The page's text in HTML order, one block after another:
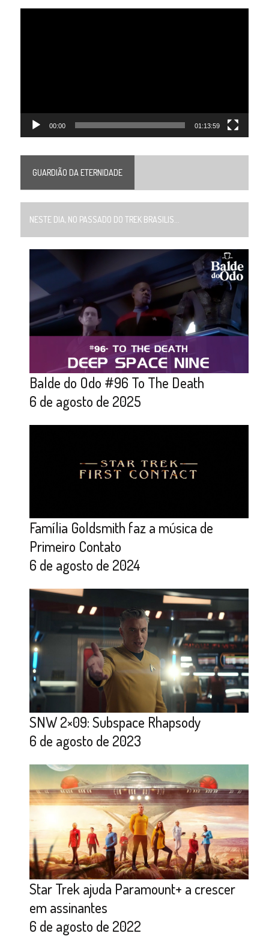
00:00 01:13:59
GUARDIÃO DA ETERNIDADE
NESTE DIA, NO PASSADO DO TREK BRASILIS...
Balde do Odo #96 To The Death
6 de agosto de 2025
Família Goldsmith faz a música de
Primeiro Contato
6 de agosto de 2024
SNW 2×09: Subspace Rhapsody
6 de agosto de 2023
Star Trek ajuda Paramount+ a crescer
em assinantes
6 de agosto de 2022